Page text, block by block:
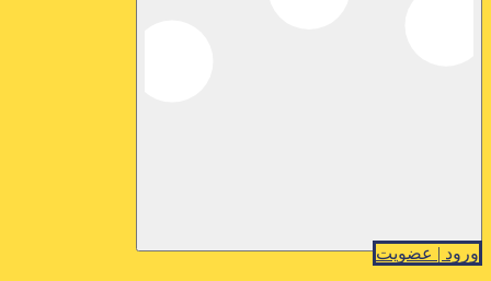
ورود | عضویت